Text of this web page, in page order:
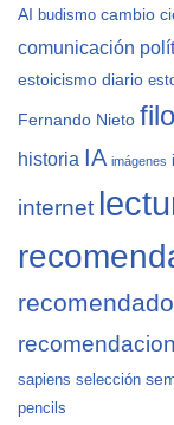
AI budismo cambio
comunicación
estoicismo diario
Fernando Nieto
historia IA imágenes
internet
sapiens selección
pencils